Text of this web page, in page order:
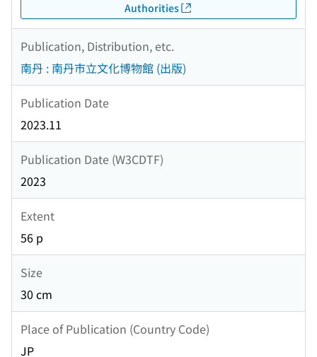
Authorities
Publication, Distribution, etc.
南丹 : 南丹市立文化博物館 (出版)
Publication Date
2023.11
Publication Date (W3CDTF)
2023
Extent
56 p
Size
30 cm
Place of Publication (Country Code)
JP